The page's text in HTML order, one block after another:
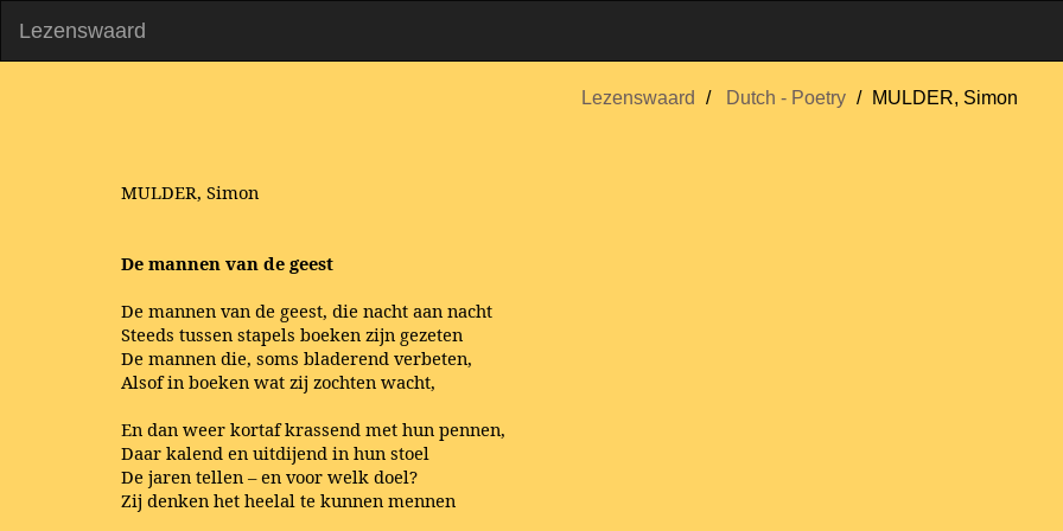
Lezenswaard
Lezenswaard Dutch - Poetry MULDER, Simon
MULDER, Simon
De mannen van de geest
De mannen van de geest, die nacht aan nacht
Steeds tussen stapels boeken zijn gezeten
De mannen die, soms bladerend verbeten,
Alsof in boeken wat zij zochten wacht,
En dan weer kortaf krassend met hun pennen,
Daar kalend en uitdijend in hun stoel
De jaren tellen – en voor welk doel?
Zij denken het heelal te kunnen mennen